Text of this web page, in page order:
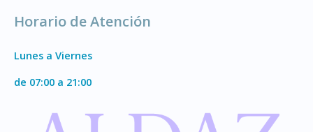
Horario de Atención
Lunes a Viernes
de 07:00 a 21:00